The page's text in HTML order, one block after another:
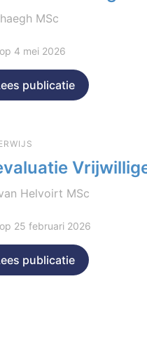
MSc
4 mei 2026
publicatie
Helvoirt MSc
25 februari 2026
publicatie